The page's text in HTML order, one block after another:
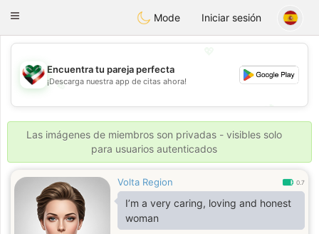
KuwaitChat
Toggle
Mode Iniciar sesión
💖
💕
💕
Encuentra tu pareja perfecta
¡Descarga nuestra app de citas ahora!
Las imágenes de miembros son privadas - visibles solo
para usuarios autenticados
Volta Region 0.7
I’m a very caring, loving and honest
woman